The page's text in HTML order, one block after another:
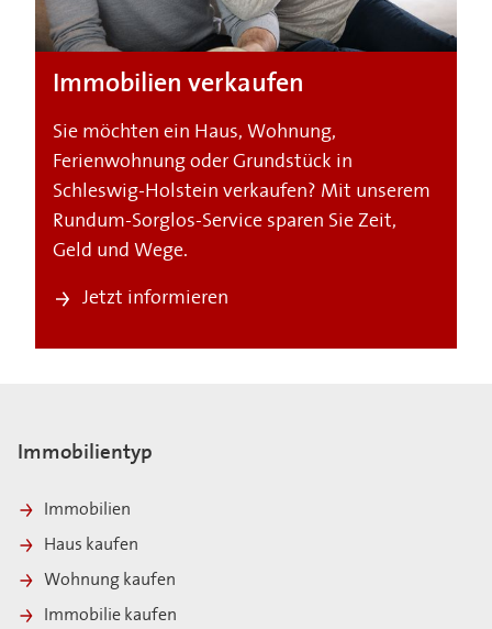
Immobilien verkaufen
Sie möchten ein Haus, Wohnung,
Ferienwohnung oder Grundstück in
Schleswig-Holstein verkaufen? Mit unserem
Rundum-Sorglos-Service sparen Sie Zeit,
Geld und Wege.
Jetzt informieren
Immobilientyp
Immobilien
Haus kaufen
Wohnung kaufen
Immobilie kaufen